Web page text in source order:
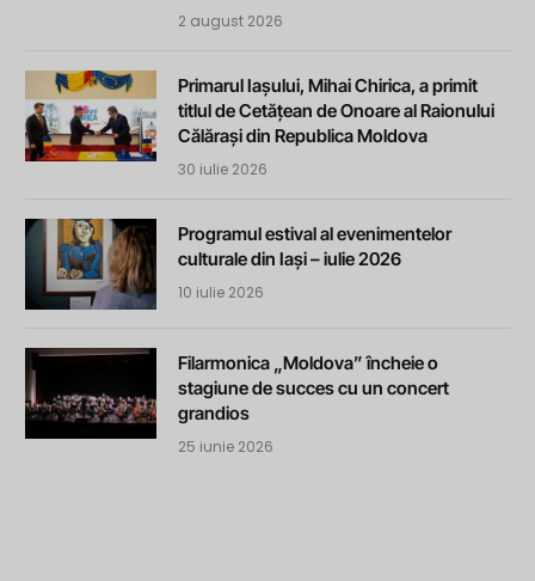
2 august 2026
Primarul Iașului, Mihai Chirica, a primit
titlul de Cetățean de Onoare al Raionului
Călărași din Republica Moldova
30 iulie 2026
Programul estival al evenimentelor
culturale din Iași – iulie 2026
10 iulie 2026
Filarmonica „Moldova” încheie o
stagiune de succes cu un concert
grandios
25 iunie 2026